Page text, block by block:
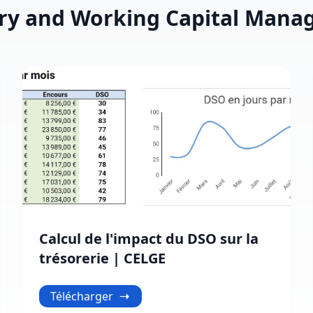
and Working Capital
Calcul de l'impact du DSO sur la
trésorerie | CELGE
Télécharger